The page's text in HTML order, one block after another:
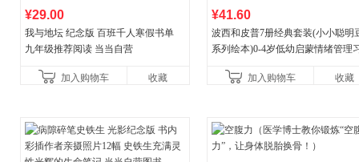
¥29.00
我与地坛 纪念版 百班千人寒假书单
九年级推荐阅读 当当自营
加入购物车 收藏
¥41.60
波西和皮普7册经典套装(小小聪明
系列绘本)0-4岁低幼启蒙情绪管理
养好品质，发现快
加入购物车 收藏